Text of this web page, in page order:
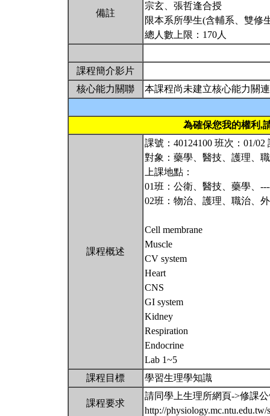
備註
宗玄、張哲逢合授
限本系所學生(含輔系、雙修
總人數上限：170人
課程簡介影片
核心能力關聯
本課程尚未建立核心能力關連
為確保您我的權利,
課程概述
課號：40124100 班次：01/
對象：藥學、醫技、護理、
上課地點：
01班：公衛、醫技、藥學、
02班：物治、護理、職治、
Cell membrane
Muscle
CV system
Heart
CNS
GI system
Kidney
Respiration
Endocrine
Lab 1~5
課程目標
學習生理學知識
課程要求
請同學上生理所網頁->修課
http://